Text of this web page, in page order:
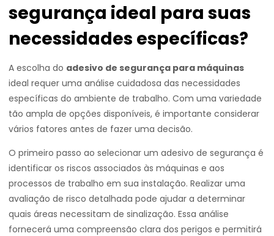
segurança ideal para suas
necessidades específicas?
A escolha do adesivo de segurança para máquinas
ideal requer uma análise cuidadosa das necessidades
específicas do ambiente de trabalho. Com uma variedade
tão ampla de opções disponíveis, é importante considerar
vários fatores antes de fazer uma decisão.
O primeiro passo ao selecionar um adesivo de segurança é
identificar os riscos associados às máquinas e aos
processos de trabalho em sua instalação. Realizar uma
avaliação de risco detalhada pode ajudar a determinar
quais áreas necessitam de sinalização. Essa análise
fornecerá uma compreensão clara dos perigos e permitirá